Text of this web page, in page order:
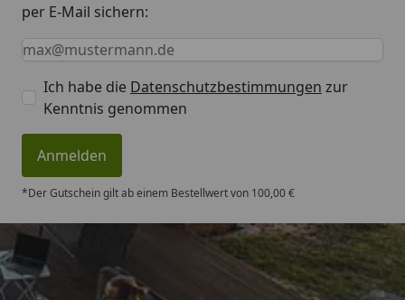
per E-Mail sichern:
Keine Eingabe erforderlich
Eingabe erforderlich
E-Mail *
Ich habe die Datenschutzbestimmungen zur
Kenntnis genommen
Anmelden
*Der Gutschein gilt ab einem Bestellwert von 100,00 €
Trusted Shops